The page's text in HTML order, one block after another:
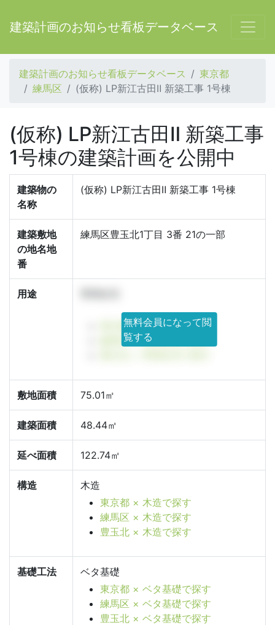
建築計画のお知らせ看板データベース
建築計画のお知らせ看板データベース
東京都
練馬区
(仮称) LP新江古田Ⅱ 新築工事 1号棟
(仮称) LP新江古田Ⅱ 新築工事
1号棟の建築計画を公開中
建築物の
名称
(仮称) LP新江古田Ⅱ 新築工事 1号棟
建築敷地
の地名地
番
練馬区豊玉北1丁目 3番 21の一部
用途
東京都 × 専用住宅で探す
練馬区 × 専用住宅で探す
無料会員になって閲
覧する
敷地面積 75.01㎡
建築面積 48.44㎡
延べ面積 122.74㎡
構造
木造
東京都 × 木造で探す
練馬区 × 木造で探す
豊玉北 × 木造で探す
基礎工法
ベタ基礎
東京都 × ベタ基礎で探す
練馬区 × ベタ基礎で探す
豊玉北 × ベタ基礎で探す